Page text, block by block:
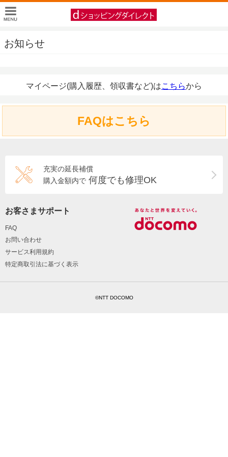
お知らせ
マイページ(購入履歴、領収書など)はこちらから
FAQはこちら
充実の延長補償
購入金額内で 何度でも修理OK
お客さまサポート
FAQ
お問い合わせ
サービス利用規約
特定商取引法に基づく表示
©NTT DOCOMO